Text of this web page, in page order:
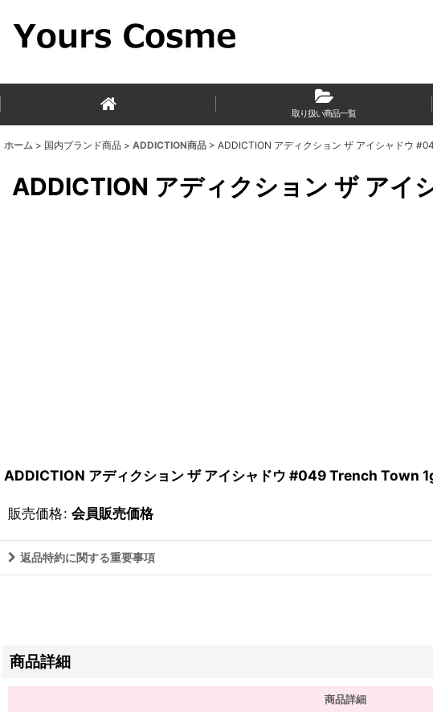
取り扱い商品一覧
ホーム > 国内ブランド商品 > ADDICTION商品 > ADDICTION アディクション ザ アイシャドウ
ADDICTION アディクション ザ ア
ADDICTION アディクション ザ アイシャドウ #049 Trench Town
販売価格: 会員販売価格
返品特約に関する重要事項
商品詳細
商品詳細